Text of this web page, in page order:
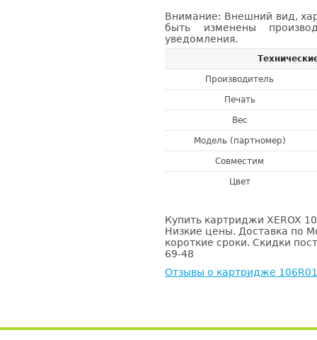
Внимание: Внешний вид,
быть изменены
уведомления.
Производитель
Печать
Вес
Модель (партномер)
Совместим
Цвет
Купить картриджи XEROX
Низкие цены. Доставка по
короткие сроки. Скидки
69-48
Отзывы о картридже